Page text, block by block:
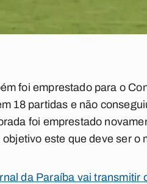
foi emprestado para o
18 partidas e não
foi emprestado
objetivo este que deve ser o
da Paraíba vai transmitir